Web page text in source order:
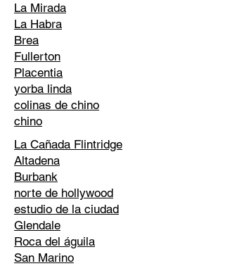
La Mirada
La Habra
Brea
Fullerton
Placentia
yorba linda
colinas de chino
chino
La Cañada Flintridge
Altadena
Burbank
norte de hollywood
estudio de la ciudad
Glendale
Roca del águila
San Marino